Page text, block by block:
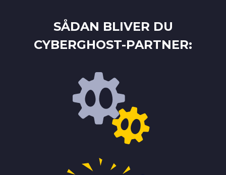
SÅDAN BLIVER DU
CYBERGHOST-PARTNER: